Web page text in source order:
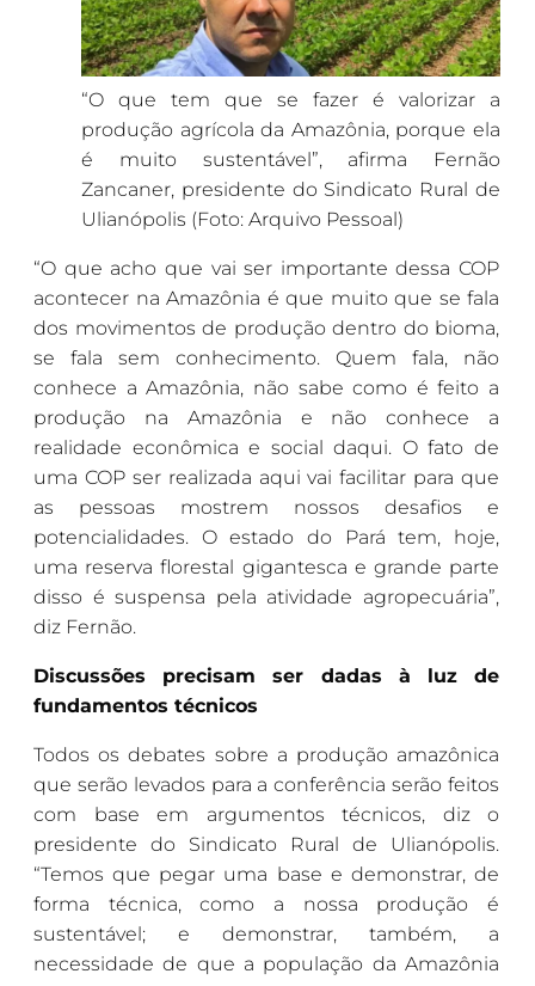
“O que tem que se fazer é valorizar a
produção agrícola da Amazônia, porque ela
é muito sustentável”, afirma Fernão
Zancaner, presidente do Sindicato Rural de
Ulianópolis (Foto: Arquivo Pessoal)
“O que acho que vai ser importante dessa COP
acontecer na Amazônia é que muito que se fala
dos movimentos de produção dentro do bioma,
se fala sem conhecimento. Quem fala, não
conhece a Amazônia, não sabe como é feito a
produção na Amazônia e não conhece a
realidade econômica e social daqui. O fato de
uma COP ser realizada aqui vai facilitar para que
as pessoas mostrem nossos desafios e
potencialidades. O estado do Pará tem, hoje,
uma reserva florestal gigantesca e grande parte
disso é suspensa pela atividade agropecuária”,
diz Fernão.
Discussões precisam ser dadas à luz de
fundamentos técnicos
Todos os debates sobre a produção amazônica
que serão levados para a conferência serão feitos
com base em argumentos técnicos, diz o
presidente do Sindicato Rural de Ulianópolis.
“Temos que pegar uma base e demonstrar, de
forma técnica, como a nossa produção é
sustentável; e demonstrar, também, a
necessidade de que a população da Amazônia